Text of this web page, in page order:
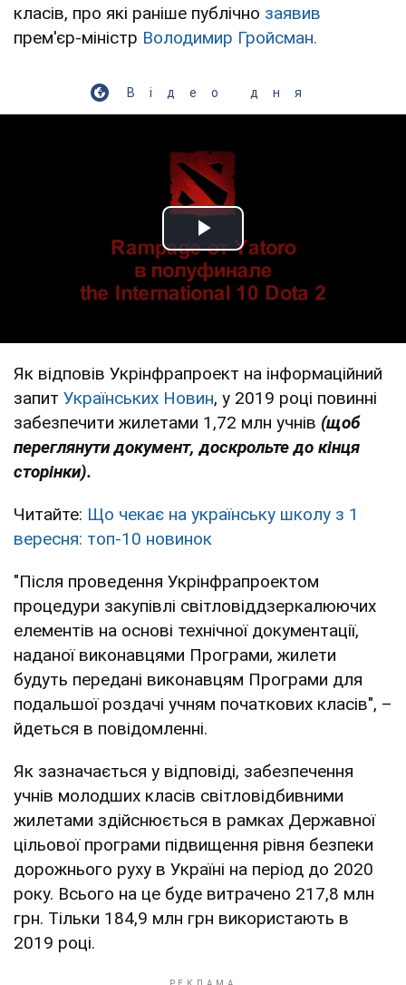
класів, про які раніше публічно заявив
прем'єр-міністр Володимир Гройсман.
Відео дня
Play Video
Як відповів Укрінфрапроект на інформаційний
запит Українських Новин, у 2019 році повинні
забезпечити жилетами 1,72 млн учнів (щоб
переглянути документ, доскрольте до кінця
сторінки).
Читайте: Що чекає на українську школу з 1
вересня: топ-10 новинок
"Після проведення Укрінфрапроектом
процедури закупівлі світловіддзеркалюючих
елементів на основі технічної документації,
наданої виконавцями Програми, жилети
будуть передані виконавцям Програми для
подальшої роздачі учням початкових класів", –
йдеться в повідомленні.
Як зазначається у відповіді, забезпечення
учнів молодших класів світловідбивними
жилетами здійснюється в рамках Державної
цільової програми підвищення рівня безпеки
дорожнього руху в Україні на період до 2020
року. Всього на це буде витрачено 217,8 млн
грн. Тільки 184,9 млн грн використають в
2019 році.